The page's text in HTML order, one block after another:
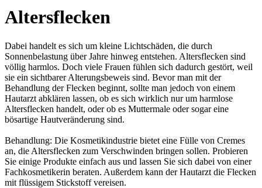
Altersflecken
Dabei handelt es sich um kleine Lichtschäden, die durch
Sonnenbelastung über Jahre hinweg entstehen. Altersflecken sind
völlig harmlos. Doch viele Frauen fühlen sich dadurch gestört, weil
sie ein sichtbarer Alterungsbeweis sind. Bevor man mit der
Behandlung der Flecken beginnt, sollte man jedoch von einem
Hautarzt abklären lassen, ob es sich wirklich nur um harmlose
Altersflecken handelt, oder ob es Muttermale oder sogar eine
bösartige Hautveränderung sind.
Behandlung: Die Kosmetikindustrie bietet eine Fülle von Cremes
an, die Altersflecken zum Verschwinden bringen sollen. Probieren
Sie einige Produkte einfach aus und lassen Sie sich dabei von einer
Fachkosmetikerin beraten. Außerdem kann der Hautarzt die Flecken
mit flüssigem Stickstoff vereisen.